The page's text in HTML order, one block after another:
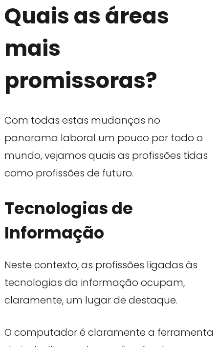
Quais as áreas
mais
promissoras?
Com todas estas mudanças no
panorama laboral um pouco por todo o
mundo, vejamos quais as profissões tidas
como profissões de futuro.
Tecnologias de
Informação
Neste contexto, as profissões ligadas às
tecnologias da informação ocupam,
claramente, um lugar de destaque.
O computador é claramente a ferramenta